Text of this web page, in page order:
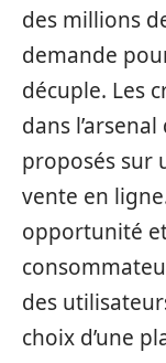
des millions
demande
décuple. Les
dans
proposés sur
vente en
opportunité
des
choix d’une